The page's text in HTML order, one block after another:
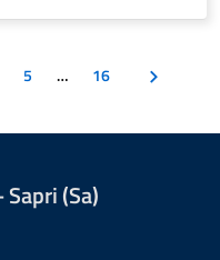
5 … 16
Sapri (Sa)